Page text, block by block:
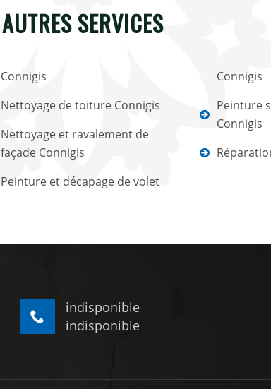
AUTRES SERVICES
Connigis
Nettoyage de toiture Connigis
Nettoyage et ravalement de
façade Connigis
Peinture et décapage de volet
Connigis
Peinture
Connigis
indisponible
indisponible